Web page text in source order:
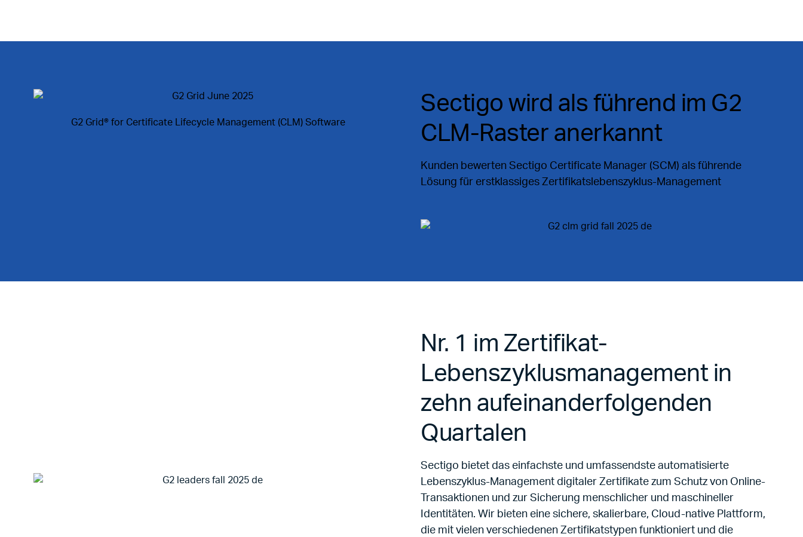
G2 Grid® for Certificate Lifecycle Management (CLM) Software
Sectigo wird als führend im G2
CLM-Raster anerkannt
Kunden bewerten Sectigo Certificate Manager (SCM) als führende
Lösung für erstklassiges Zertifikatslebenszyklus-Management
Nr. 1 im Zertifikat-
Lebenszyklusmanagement in
zehn aufeinanderfolgenden
Quartalen
Sectigo bietet das einfachste und umfassendste automatisierte
Lebenszyklus-Management digitaler Zertifikate zum Schutz von Online-
Transaktionen und zur Sicherung menschlicher und maschineller
Identitäten. Wir bieten eine sichere, skalierbare, Cloud-native Plattform,
die mit vielen verschiedenen Zertifikatstypen funktioniert und die